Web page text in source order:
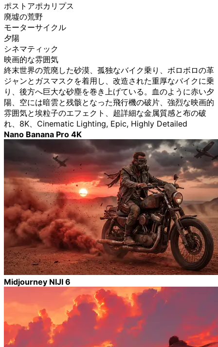
ポストアポカリプス
廃墟の荒野
モーターサイクル
夕陽
シネマティック
映画的な雰囲気
終末世界の荒廃した砂漠、孤独なバイク乗り、ボロボロの革
ジャンとガスマスクを着用し、改造された重厚なバイクに乗
り、後方へ巨大な砂塵を巻き上げている。血のように赤い夕
陽、空には暗雲と残骸となった飛行機の破片、強烈な映画的
雰囲気と埃粒子のエフェクト、超詳細な金属質感と布の破
れ、8K、Cinematic Lighting, Epic, Highly Detailed
Nano Banana Pro 4K
Midjourney NIJI 6